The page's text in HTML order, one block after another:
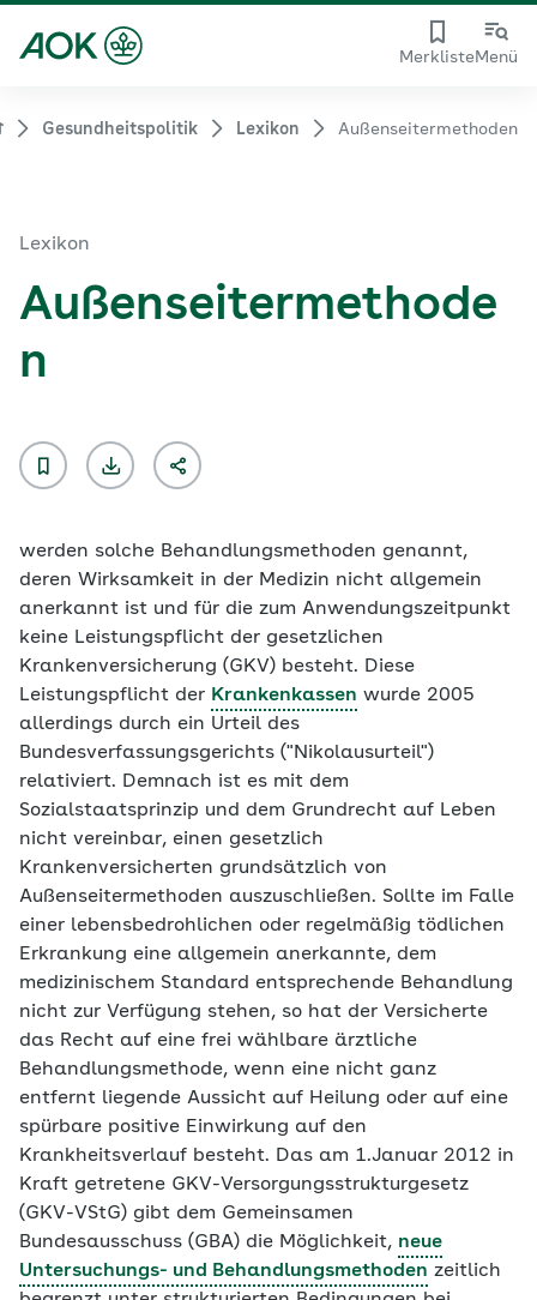
MerklisteMenü
Gesundheitspolitik Lexikon Außenseitermethoden
Lexikon
Außenseitermethode
n
werden solche Behandlungsmethoden genannt,
deren Wirksamkeit in der Medizin nicht allgemein
anerkannt ist und für die zum Anwendungszeitpunkt
keine Leistungspflicht der gesetzlichen
Krankenversicherung (GKV) besteht. Diese
Leistungspflicht der Krankenkassen wurde 2005
allerdings durch ein Urteil des
Bundesverfassungsgerichts ("Nikolausurteil")
relativiert. Demnach ist es mit dem
Sozialstaatsprinzip und dem Grundrecht auf Leben
nicht vereinbar, einen gesetzlich
Krankenversicherten grundsätzlich von
Außenseitermethoden auszuschließen. Sollte im Falle
einer lebensbedrohlichen oder regelmäßig tödlichen
Erkrankung eine allgemein anerkannte, dem
medizinischem Standard entsprechende Behandlung
nicht zur Verfügung stehen, so hat der Versicherte
das Recht auf eine frei wählbare ärztliche
Behandlungsmethode, wenn eine nicht ganz
entfernt liegende Aussicht auf Heilung oder auf eine
spürbare positive Einwirkung auf den
Krankheitsverlauf besteht. Das am 1.Januar 2012 in
Kraft getretene GKV-Versorgungsstrukturgesetz
(GKV-VStG) gibt dem Gemeinsamen
Bundesausschuss (GBA) die Möglichkeit, neue
Untersuchungs- und Behandlungsmethoden zeitlich